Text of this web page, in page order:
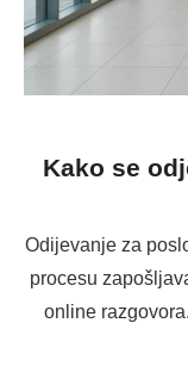
Kako se
Odijevanje za
procesu
online